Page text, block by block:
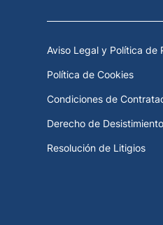
Aviso Legal y Política de
Política de Cookies
Condiciones de
Derecho de Desistimiento
Resolución de Litigios